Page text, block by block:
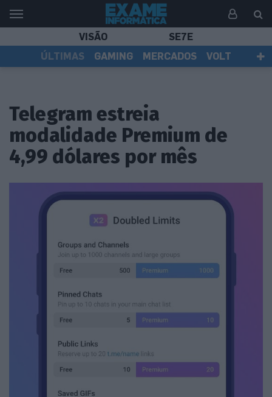
VISÃO
SE7E
ÚLTIMAS
GAMING MERCADOS
VOLT
Telegram estreia
modalidade Premium de
4,99 dólares por mês